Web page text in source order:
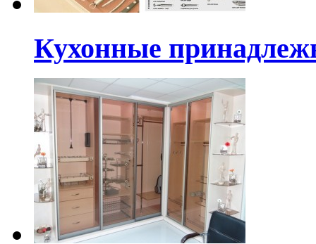
Кухонные